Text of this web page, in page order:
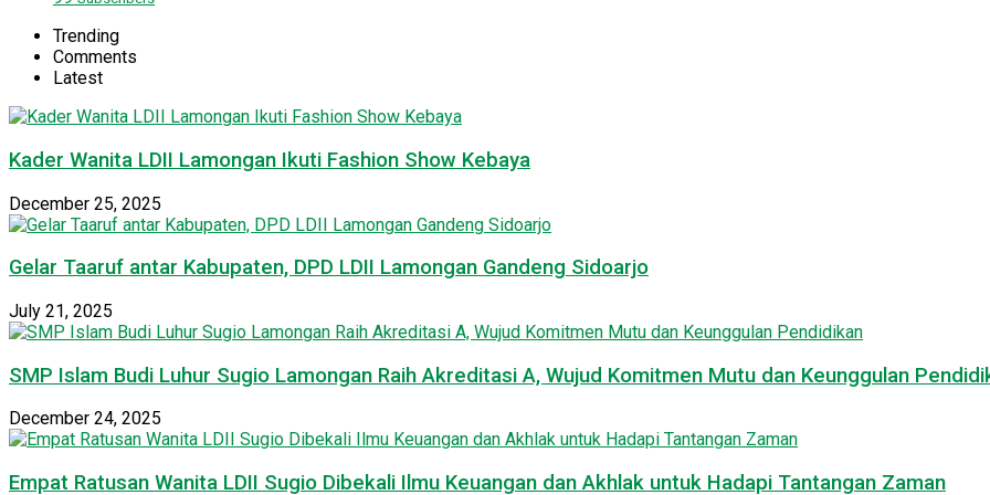
Trending
Comments
Latest
Kader Wanita LDII Lamongan Ikuti Fashion Show Kebaya
December 25, 2025
Gelar Taaruf antar Kabupaten, DPD LDII Lamongan Gandeng Sidoarjo
July 21, 2025
SMP Islam Budi Luhur Sugio Lamongan Raih Akreditasi A, Wujud Komitmen Mutu dan Keunggulan
December 24, 2025
Empat Ratusan Wanita LDII Sugio Dibekali Ilmu Keuangan dan Akhlak untuk Hadapi Tantangan Zaman